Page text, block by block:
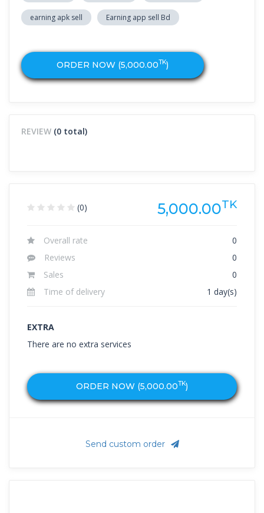
earning apk sell Earning app sell Bd
ORDER NOW (5,000.00TK)
REVIEW (0 total)
(0) 5,000.00TK
Overall rate
0
Reviews
0
Sales
0
Time of delivery
1 day(s)
ORDER NOW (5,000.00TK)
EXTRA
There are no extra services
Send custom order